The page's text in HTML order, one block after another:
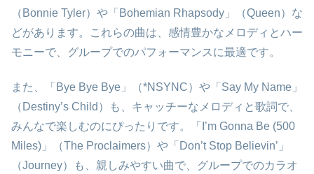
（Bonnie Tyler）や「Bohemian Rhapsody」（Queen）な
どがあります。これらの曲は、感情豊かなメロディとハー
モニーで、グループでのパフォーマンスに最適です。
また、「Bye Bye Bye」（*NSYNC）や「Say My Name」
（Destiny’s Child）も、キャッチーなメロディと歌詞で、
みんなで楽しむのにぴったりです。「I’m Gonna Be (500
Miles)」（The Proclaimers）や「Don’t Stop Believin’」
（Journey）も、親しみやすい曲で、グループでのカラオ